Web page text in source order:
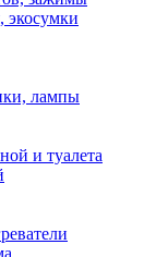
экосумки
лампы
и туалета